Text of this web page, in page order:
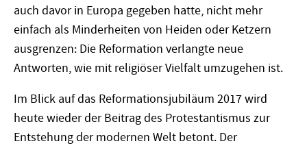
auch davor in Europa gegeben hatte, nicht mehr
einfach als Minderheiten von Heiden oder Ketzern
ausgrenzen: Die Reformation verlangte neue
Antworten, wie mit religiöser Vielfalt umzugehen ist.
Im Blick auf das Reformationsjubiläum 2017 wird
heute wieder der Beitrag des Protestantismus zur
Entstehung der modernen Welt betont. Der